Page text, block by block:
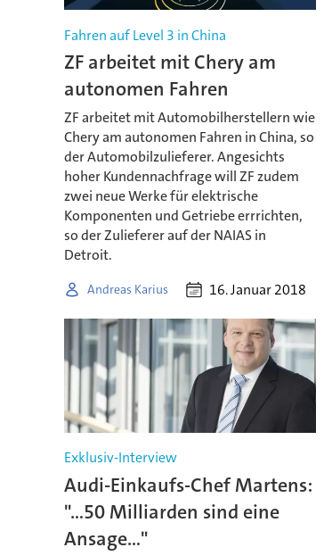
Fahren auf Level 3 in China
ZF arbeitet mit Chery am
autonomen Fahren
ZF arbeitet mit Automobilherstellern wie
Chery am autonomen Fahren in China, so
der Automobilzulieferer. Angesichts
hoher Kundennachfrage will ZF zudem
zwei neue Werke für elektrische
Komponenten und Getriebe errrichten,
so der Zulieferer auf der NAIAS in
Detroit.
Andreas Karius 16. Januar 2018
Exklusiv-Interview
Audi-Einkaufs-Chef Martens:
"...50 Milliarden sind eine
Ansage..."